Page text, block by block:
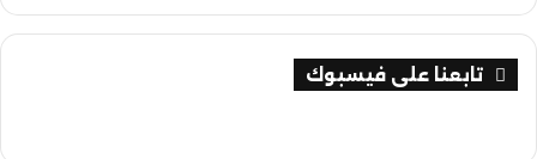
تابعنا على فيسبوك